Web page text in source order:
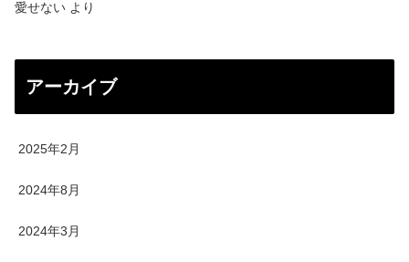
愛せない より
アーカイブ
2025年2月
2024年8月
2024年3月